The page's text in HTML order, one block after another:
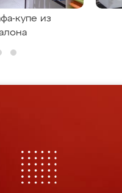
купе из